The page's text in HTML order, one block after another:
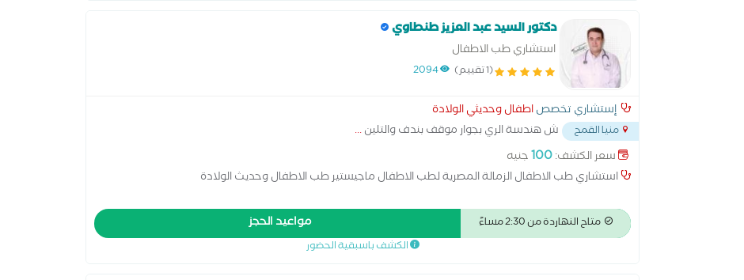
دكتور السيد عبد العزيز طنطاوي
استشاري طب الاطفال
(1 تقييم) 2094
إستشاري تخصصاطفال وحديثي الولادة
منيا القمح ش هندسة الري بجوار موقف بندف والتلين...
سعر الكشف:100جنيه
استشاري طب الاطفال الزمالة المصرية لطب الاطفال ماجيستير طب الاطفال وحديث الولادة
متاح النهاردة من 2:30 مساءً مواعيد الحجز
الكشف باسبقية الحضور